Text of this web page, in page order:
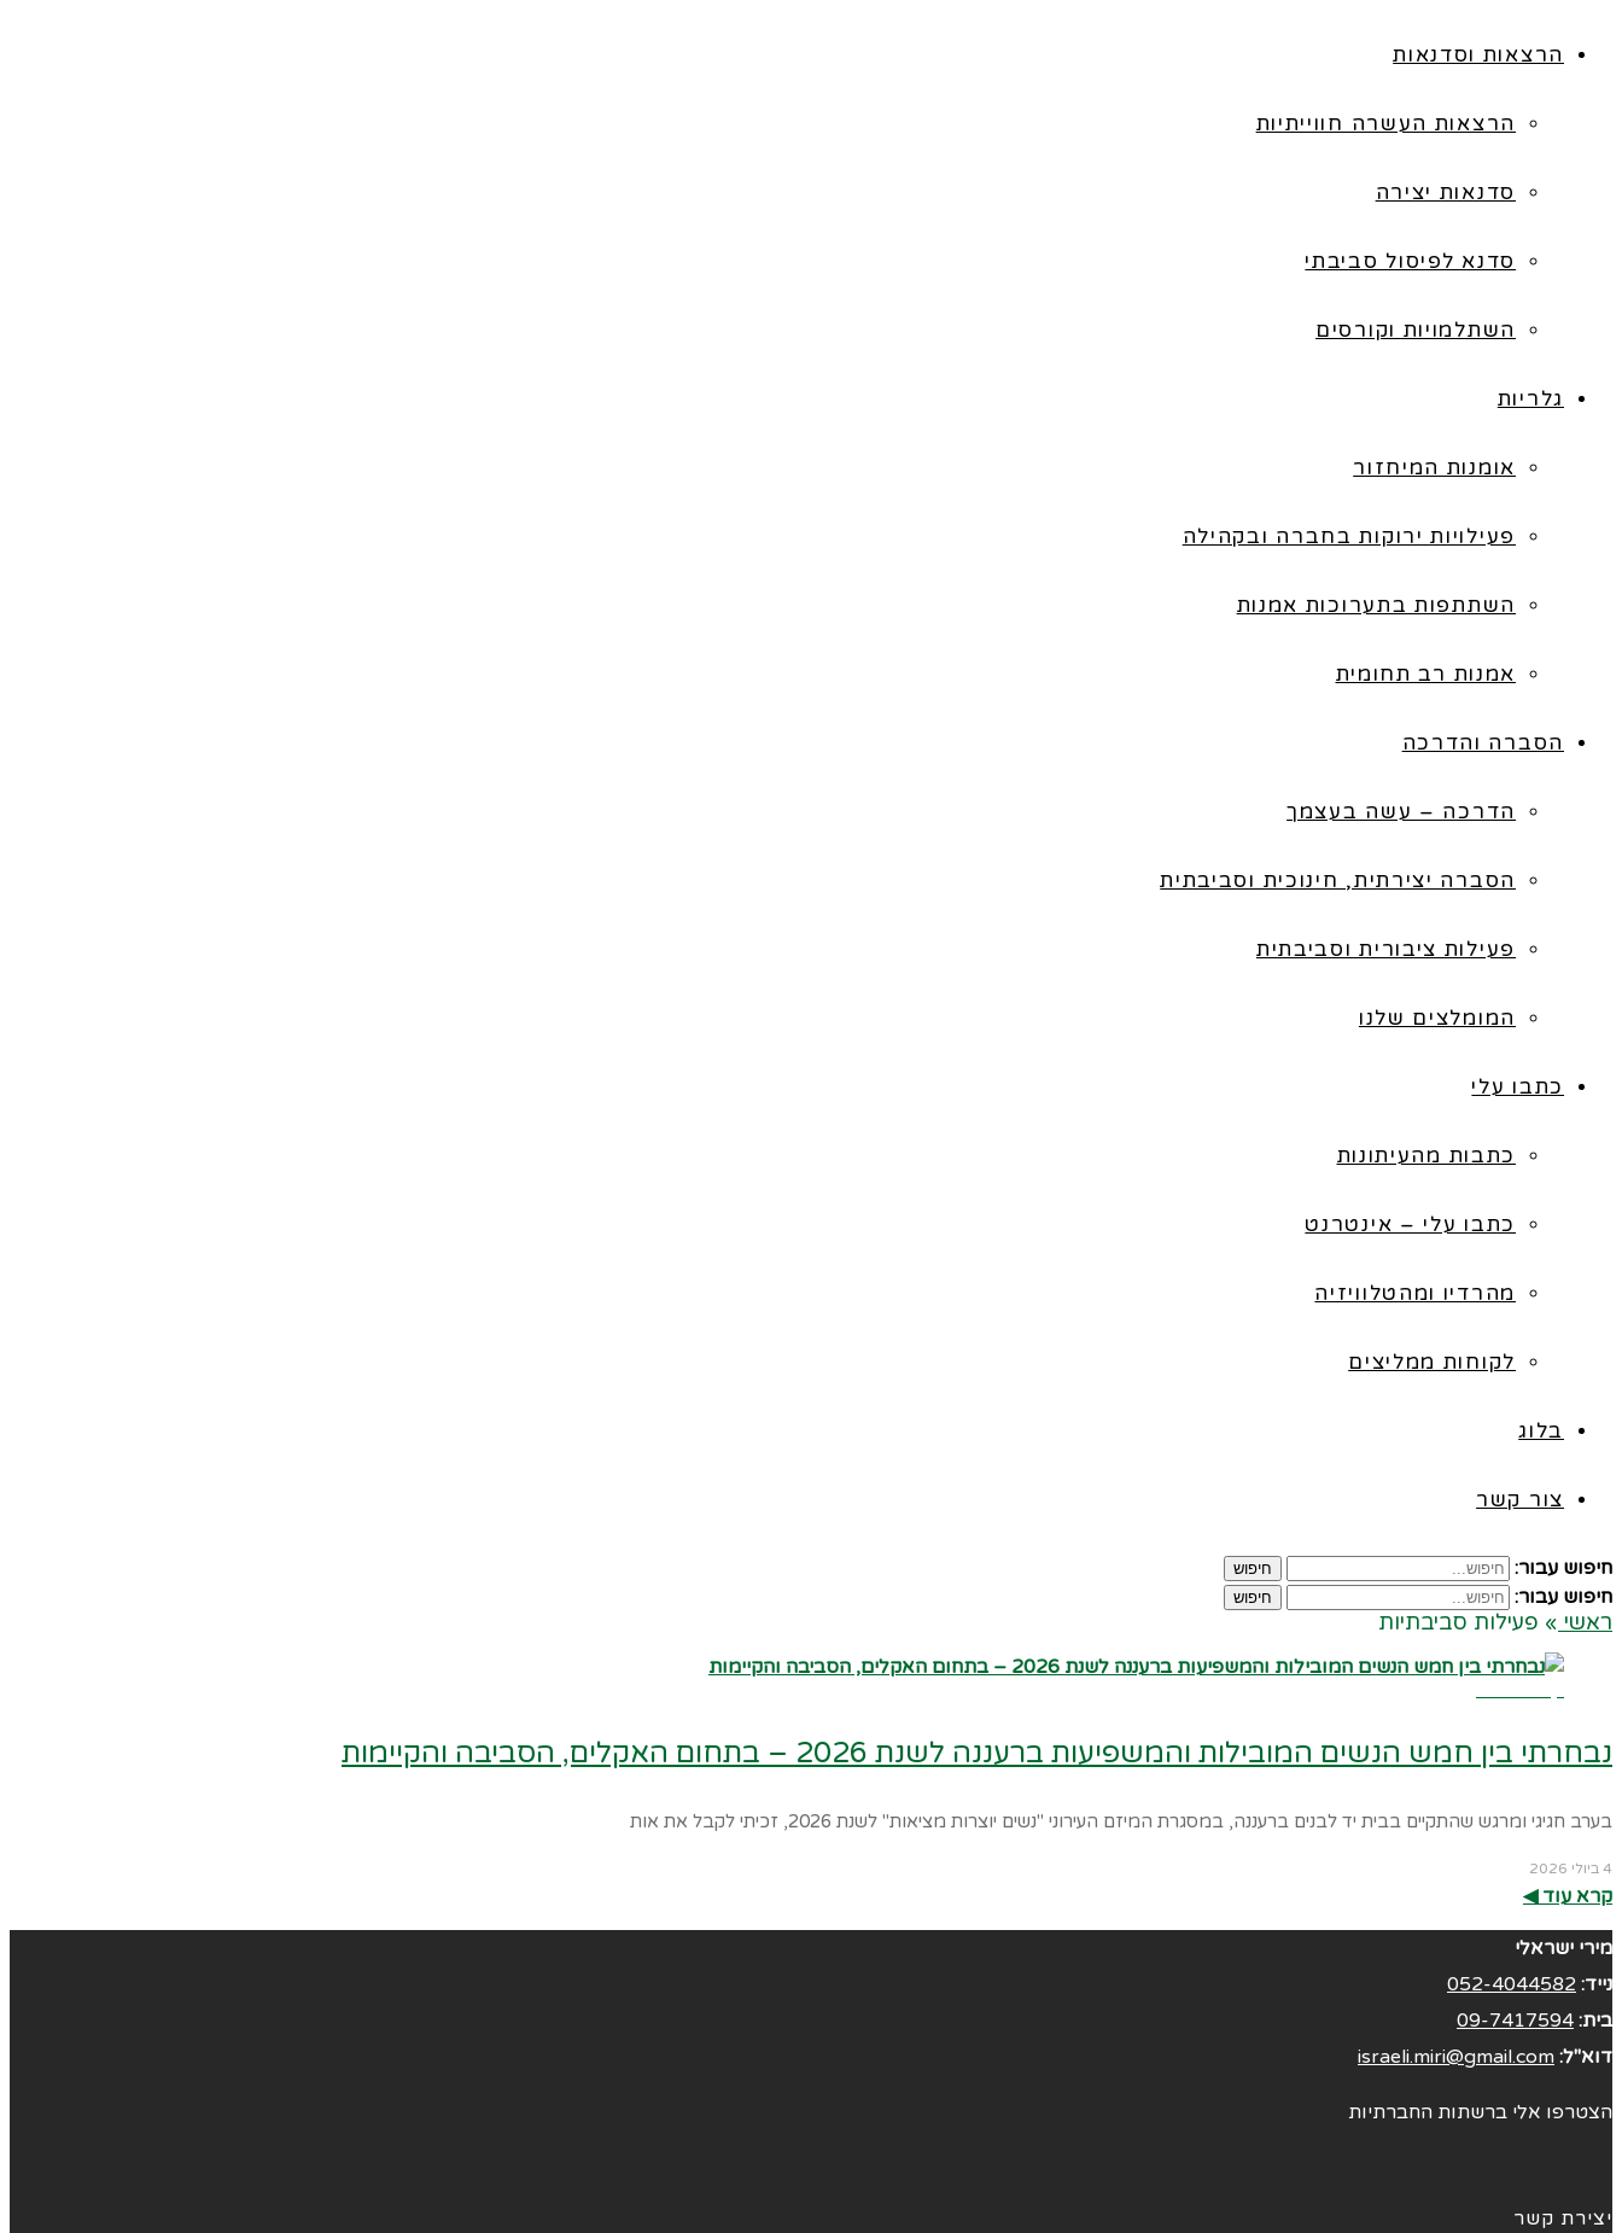
הרצאות וסדנאות
הרצאות העשרה חווייתיות
סדנאות יצירה
סדנא לפיסול סביבתי
השתלמויות וקורסים
גלריות
אומנות המיחזור
פעילויות ירוקות בחברה ובקהילה
השתתפות בתערוכות אמנות
אמנות רב תחומית
הסברה והדרכה
הדרכה – עשה בעצמך
הסברה יצירתית, חינוכית וסביבתית
פעילות ציבורית וסביבתית
המומלצים שלנו
כתבו עלי
כתבות מהעיתונות
כתבו עלי – אינטרנט
מהרדיו ומהטלוויזיה
לקוחות ממליצים
בלוג
צור קשר
חיפוש עבור: חיפוש
חיפוש עבור: חיפוש
ראשי » פעילות סביבתיות
נבחרתי בין חמש הנשים המובילות והמשפיעות ברעננה לשנת 2026 – בתחום האקלים, הסביבה והקיימות
בערב חגיגי ומרגש שהתקיים בבית יד לבנים ברעננה, במסגרת המיזם העירוני "נשים יוצרות מציאות" לשנת 2026, זכיתי לקבל את אות
4 ביולי 2026
קרא עוד ◀︎
מירי ישראלי
נייד: 052-4044582
בית: 09-7417594
דוא"ל: israeli.miri@gmail.com
הצטרפו אלי ברשתות החברתיות
יצירת קשר